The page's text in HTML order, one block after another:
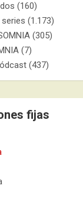
(160)
(1.173)
(305)
(7)
(437)
fijas